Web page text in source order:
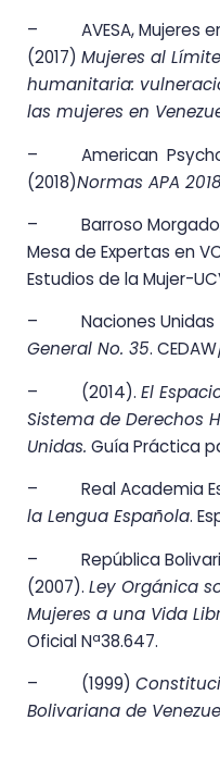
– AVESA, Mujeres en
(2017) Mujeres al Límite
humanitaria:
las mujeres en
– American
(2018)Normas APA
– Barroso Morgado,
Mesa de Expertas en
Estudios de la Mujer-
– Naciones Unidas
General No. 35.
– (2014). El
Sistema de Derechos
Unidas. Guía Práctica
– Real Academia
la Lengua Española.
– República
(2007). Ley Orgánica
Mujeres a una Vida
Oficial Nª38.647.
– (1999)
Bolivariana de